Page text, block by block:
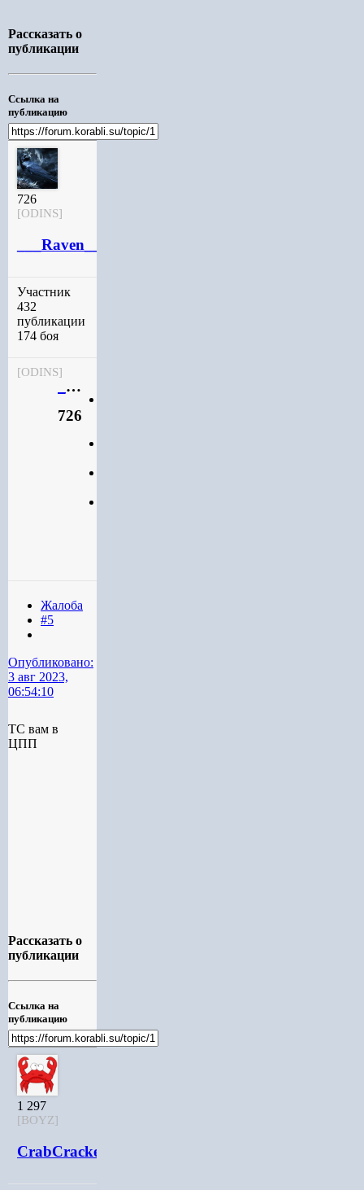
Рассказать о
публикации
Ссылка на
публикацию
726
[ODINS]
___Raven_____
Участник
432
публикации
174 боя
[ODINS]
___Raven_____
726
Жалоба
#5
Опубликовано:
3 авг 2023,
06:54:10
ТС вам в
ЦПП
Рассказать о
публикации
Ссылка на
публикацию
1 297
[BOYZ]
CrabCracker